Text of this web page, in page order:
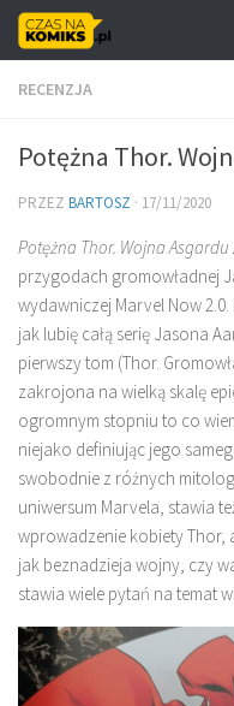
Skip to content
RECENZJA
Potężna Thor.
PRZEZ BARTOSZ · 17/11/2020
Potężna Thor. Wojna Asgardu
przygodach gromowładnej
wydawniczej Marvel Now
jak lubię całą serię Jasona
pierwszy tom (Thor.
zakrojona na wielką skalę
ogromnym stopniu to co
niejako definiując jego
swobodnie z różnych
uniwersum Marvela, stawia
wprowadzenie kobiety Thor,
jak beznadzieja wojny, czy
stawia wiele pytań na temat